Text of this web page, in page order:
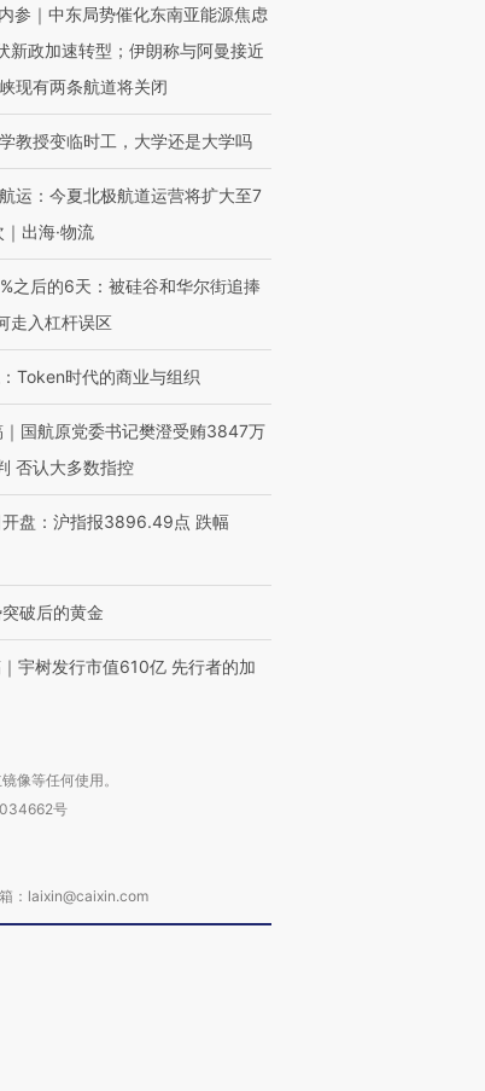
博
产
【特别呈现】寻找100种
有意思的生活方式·第三对
【商旅对话】华住集团
CFO：不靠规模取胜，华
住三大增长引擎是什么？
参｜中东局势催化东南亚能源焦虑
新政加速转型；伊朗称与阿曼接近
现有两条航道将关闭
教授变临时工，大学还是大学吗
运：今夏北极航道运营将扩大至7
出海·物流
之后的6天：被硅谷和华尔街追捧
走入杠杆误区
Token时代的商业与组织
｜国航原党委书记樊澄受贿3847万
否认大多数指控
盘：沪指报3896.49点 跌幅
破后的黄金
宇树发行市值610亿 先行者的加
像等任何使用。
号
：laixin@caixin.com